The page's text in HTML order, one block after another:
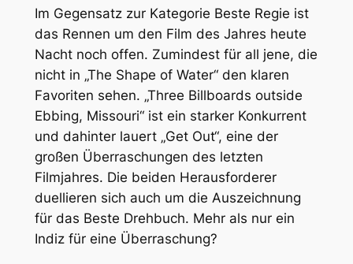
Im Gegensatz zur Kategorie Beste Regie ist
das Rennen um den Film des Jahres heute
Nacht noch offen. Zumindest für all jene, die
nicht in „The Shape of Water“ den klaren
Favoriten sehen. „Three Billboards outside
Ebbing, Missouri“ ist ein starker Konkurrent
und dahinter lauert „Get Out“, eine der
großen Überraschungen des letzten
Filmjahres. Die beiden Herausforderer
duellieren sich auch um die Auszeichnung
für das Beste Drehbuch. Mehr als nur ein
Indiz für eine Überraschung?